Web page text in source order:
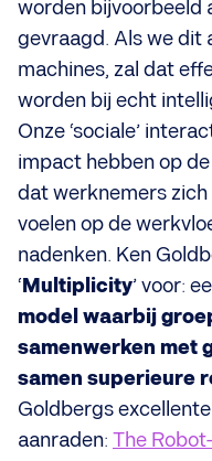
worden bijvoorbeeld
gevraagd. Als we dit
machines, zal dat
worden bij echt
Onze ‘sociale’
impact hebben op
dat werknemers
voelen op de
nadenken. Ken
‘Multiplicity’ voor:
model waarbij
samenwerken met
samen superieure
Goldbergs
aanraden: The